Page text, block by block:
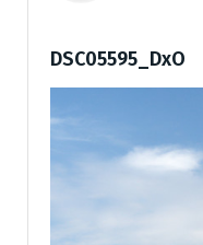
DSC05595_DxO